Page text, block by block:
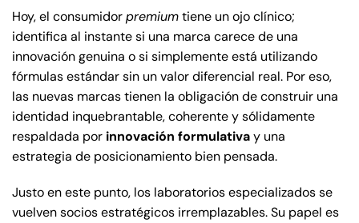
Hoy, el consumidorpremiumtiene un ojo clínico;
identifica al instante si una marca carece de una
innovación genuina o si simplemente está utilizando
fórmulas estándar sin un valor diferencial real. Por eso,
las nuevas marcas tienen la obligación de construir una
identidad inquebrantable, coherente y sólidamente
respaldada por innovación formulativay una
estrategia de posicionamiento bien pensada.
Justo en este punto, los laboratorios especializados se
vuelven socios estratégicos irremplazables. Su papel es